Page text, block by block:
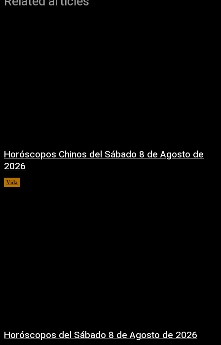
Horóscopos Chinos del Sábado 8 de Agosto de
2026
Vida
Horóscopos del Sábado 8 de Agosto de 2026